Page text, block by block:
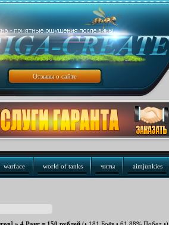
Отзывы о сайте
warface world of tanks читы aimjunkies